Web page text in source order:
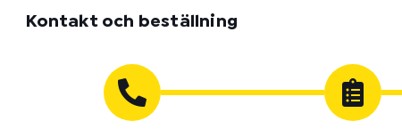
Kontakt och beställning